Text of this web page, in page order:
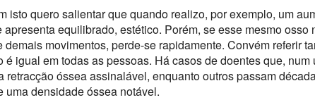
isto quero salientar que quando realizo, por exemplo, um
apresenta equilibrado, estético. Porém, se esse mesmo osso
demais movimentos, perde-se rapidamente. Convém referir
é igual em todas as pessoas. Há casos de doentes que, num
retracção óssea assinalável, enquanto outros passam
uma densidade óssea notável.